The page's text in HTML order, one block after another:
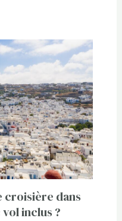
croisière dans
inclus ?